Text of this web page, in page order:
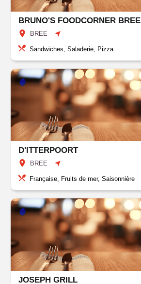
BRUNO'S FOODCORNER BREE
BREE
Sandwiches, Saladerie, Pizza
D'ITTERPOORT
BREE
Française, Fruits de mer, Saisonnière
JOSEPH GRILL